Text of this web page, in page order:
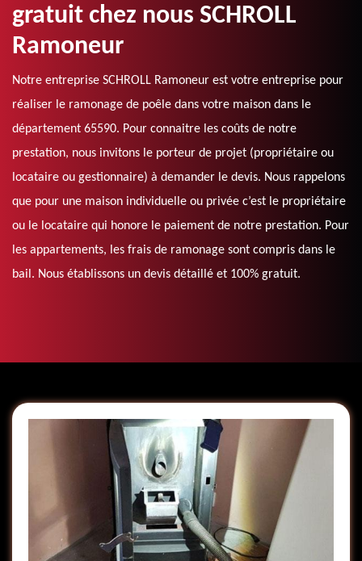
gratuit chez nous SCHROLL
Ramoneur
Notre entreprise SCHROLL Ramoneur est votre entreprise pour
réaliser le ramonage de poêle dans votre maison dans le
département 65590. Pour connaitre les coûts de notre
prestation, nous invitons le porteur de projet (propriétaire ou
locataire ou gestionnaire) à demander le devis. Nous rappelons
que pour une maison individuelle ou privée c’est le propriétaire
ou le locataire qui honore le paiement de notre prestation. Pour
les appartements, les frais de ramonage sont compris dans le
bail. Nous établissons un devis détaillé et 100% gratuit.